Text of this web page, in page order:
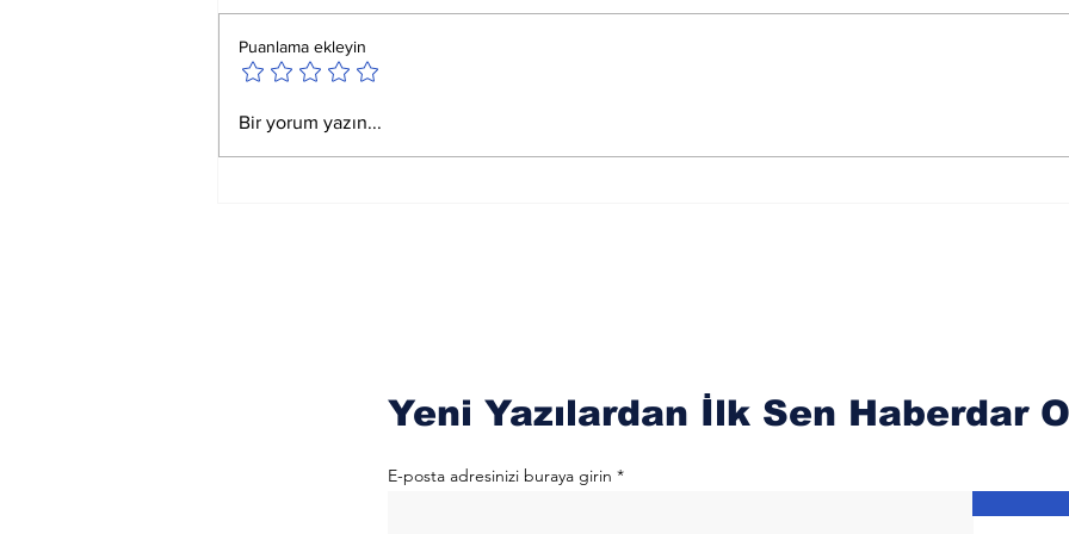
Satürn Koç Birinci
Derecedeyken
Okunacak Esmalar
Puanlama ekleyin
Bir yorum yazın...
Yeni Yazılardan İlk Sen Haberdar
E-posta adresinizi buraya girin